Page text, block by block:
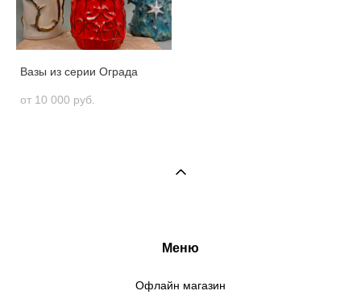
Вазы из серии Ограда
от 10 000 pуб.
Меню
Офлайн магазин